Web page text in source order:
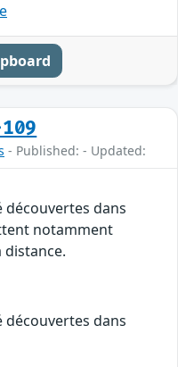
- Published: - Updated:
dans
notamment
dans